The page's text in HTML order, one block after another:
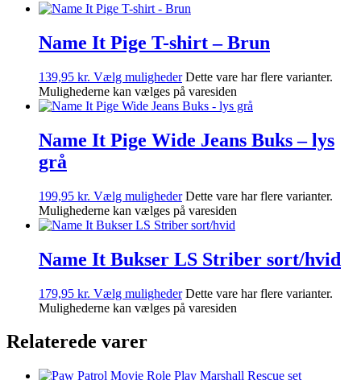
Name It Pige T-shirt – Brun
139,95 kr. Vælg muligheder Dette vare har flere varianter.
Mulighederne kan vælges på varesiden
Name It Pige Wide Jeans Buks – lys
grå
199,95 kr. Vælg muligheder Dette vare har flere varianter.
Mulighederne kan vælges på varesiden
Name It Bukser LS Striber sort/hvid
179,95 kr. Vælg muligheder Dette vare har flere varianter.
Mulighederne kan vælges på varesiden
Relaterede varer